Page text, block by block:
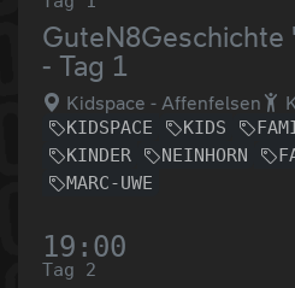
GuteN8Geschichte
- Tag 1
Kidspace - Affenfelsen
KIDSPACE KIDS
KINDER
NEINHORN
MARC-UWE
19:00
Tag 2